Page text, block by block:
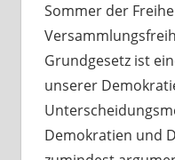
Sommer der
Grundgesetz ist
unserer
Demokratien und